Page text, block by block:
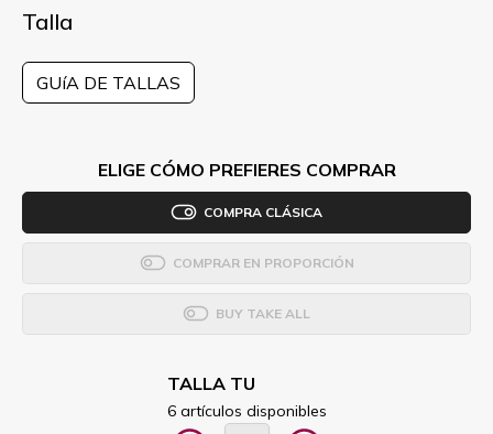
Talla
GUíA DE TALLAS
ELIGE CÓMO PREFIERES COMPRAR
COMPRA CLÁSICA
COMPRAR EN PROPORCIÓN
BUY TAKE ALL
TALLA TU
6 artículos disponibles